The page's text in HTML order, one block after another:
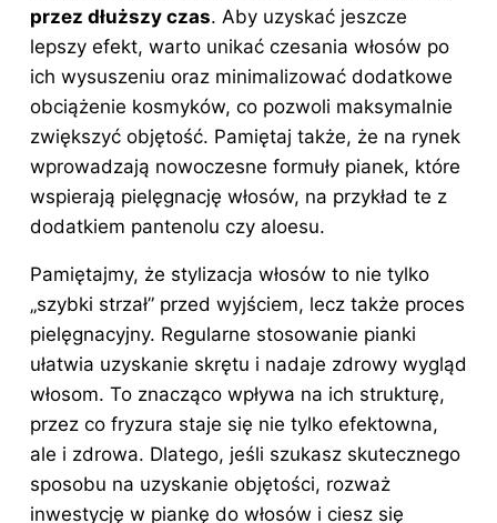
przez dłuższy czas. Aby uzyskać jeszcze
lepszy efekt, warto unikać czesania włosów po
ich wysuszeniu oraz minimalizować dodatkowe
obciążenie kosmyków, co pozwoli maksymalnie
zwiększyć objętość. Pamiętaj także, że na rynek
wprowadzają nowoczesne formuły pianek, które
wspierają pielęgnację włosów, na przykład te z
dodatkiem pantenolu czy aloesu.
Pamiętajmy, że stylizacja włosów to nie tylko
„szybki strzał” przed wyjściem, lecz także proces
pielęgnacyjny. Regularne stosowanie pianki
ułatwia uzyskanie skrętu i nadaje zdrowy wygląd
włosom. To znacząco wpływa na ich strukturę,
przez co fryzura staje się nie tylko efektowna,
ale i zdrowa. Dlatego, jeśli szukasz skutecznego
sposobu na uzyskanie objętości, rozważ
inwestycję w piankę do włosów i ciesz się